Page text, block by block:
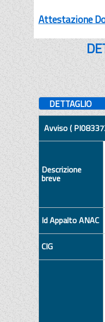
Attestazione
DETTAGLIO
Avviso (
Descrizione
breve
Id Appalto ANAC
CIG